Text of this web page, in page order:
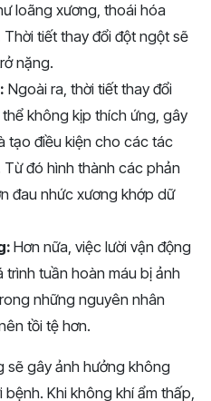
loãng xương, thoái hóa
tiết thay đổi đột ngột sẽ
nặng.
Ngoài ra, thời tiết thay đổi
không kịp thích ứng, gây
tạo điều kiện cho các tác
đó hình thành các phản
đau nhức xương khớp dữ
Hơn nữa, việc lười vận động
trình tuần hoàn máu bị ảnh
những nguyên nhân
tồi tệ hơn.
sẽ gây ảnh hưởng không
Khi không khí ẩm thấp,